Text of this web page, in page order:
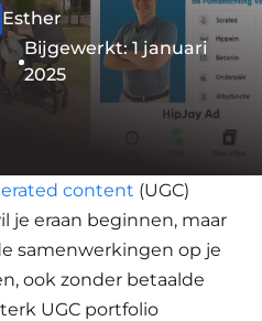
Esther
Bijgewerkt: 1 januari
2025
content (UGC)
je eraan beginnen, maar
samenwerkingen op je
ook zonder betaalde
UGC portfolio